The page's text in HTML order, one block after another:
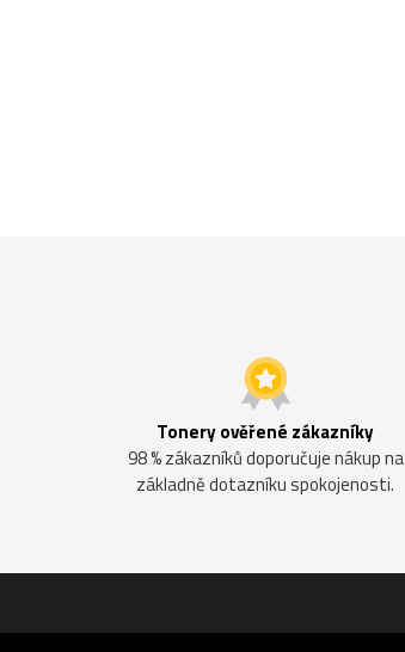
Tonery ověřené zákazníky
98 % zákazníků doporučuje nákup na
základně dotazníku spokojenosti.